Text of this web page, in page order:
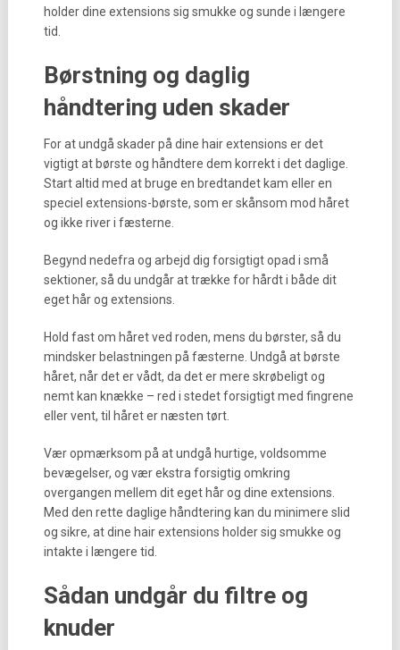
holder dine extensions sig smukke og sunde i længere
tid.
Børstning og daglig
håndtering uden skader
For at undgå skader på dine hair extensions er det
vigtigt at børste og håndtere dem korrekt i det daglige.
Start altid med at bruge en bredtandet kam eller en
speciel extensions-børste, som er skånsom mod håret
og ikke river i fæsterne.
Begynd nedefra og arbejd dig forsigtigt opad i små
sektioner, så du undgår at trække for hårdt i både dit
eget hår og extensions.
Hold fast om håret ved roden, mens du børster, så du
mindsker belastningen på fæsterne. Undgå at børste
håret, når det er vådt, da det er mere skrøbeligt og
nemt kan knække – red i stedet forsigtigt med fingrene
eller vent, til håret er næsten tørt.
Vær opmærksom på at undgå hurtige, voldsomme
bevægelser, og vær ekstra forsigtig omkring
overgangen mellem dit eget hår og dine extensions.
Med den rette daglige håndtering kan du minimere slid
og sikre, at dine hair extensions holder sig smukke og
intakte i længere tid.
Sådan undgår du filtre og
knuder